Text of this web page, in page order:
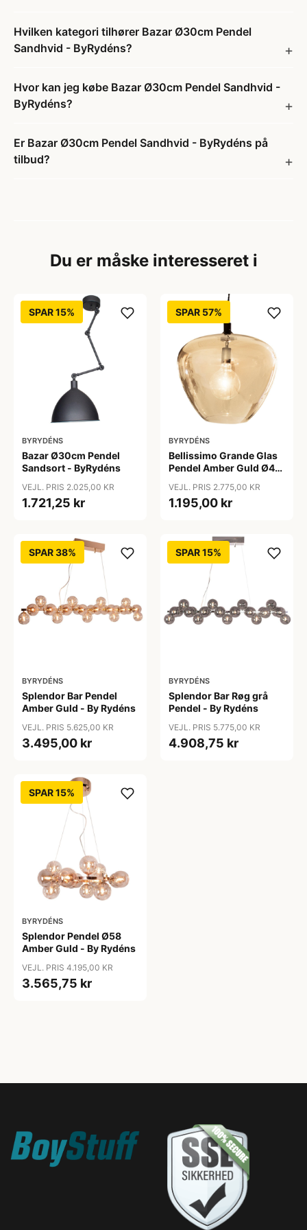
Hvilken kategori tilhører Bazar Ø30cm Pendel
Sandhvid - ByRydéns?
Hvor kan jeg købe Bazar Ø30cm Pendel Sandhvid -
ByRydéns?
Er Bazar Ø30cm Pendel Sandhvid - ByRydéns på
tilbud?
Du er måske interesseret i
SPAR 15%
BYRYDÉNS
Bazar Ø30cm Pendel
Sandsort - ByRydéns
VEJL. PRIS 2.025,00 KR
1.721,25 kr
SPAR 57%
BYRYDÉNS
Bellissimo Grande Glas
Pendel Amber Guld Ø40
By Rydéns
VEJL. PRIS 2.775,00 KR
1.195,00 kr
SPAR 38%
BYRYDÉNS
Splendor Bar Pendel
Amber Guld - By Rydéns
VEJL. PRIS 5.625,00 KR
3.495,00 kr
SPAR 15%
BYRYDÉNS
Splendor Bar Røg grå
Pendel - By Rydéns
VEJL. PRIS 5.775,00 KR
4.908,75 kr
SPAR 15%
BYRYDÉNS
Splendor Pendel Ø58
Amber Guld - By Rydéns
VEJL. PRIS 4.195,00 KR
3.565,75 kr